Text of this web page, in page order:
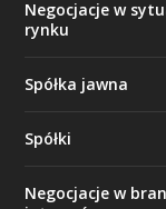
Negocjacje w
rynku
Spółka jawna
Spółki
Negocjacje w